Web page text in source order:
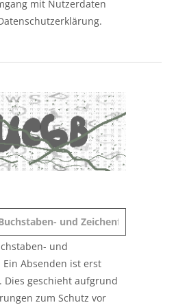
mit Nutzerdaten
und
Absenden ist erst
geschieht aufgrund
zum Schutz vor